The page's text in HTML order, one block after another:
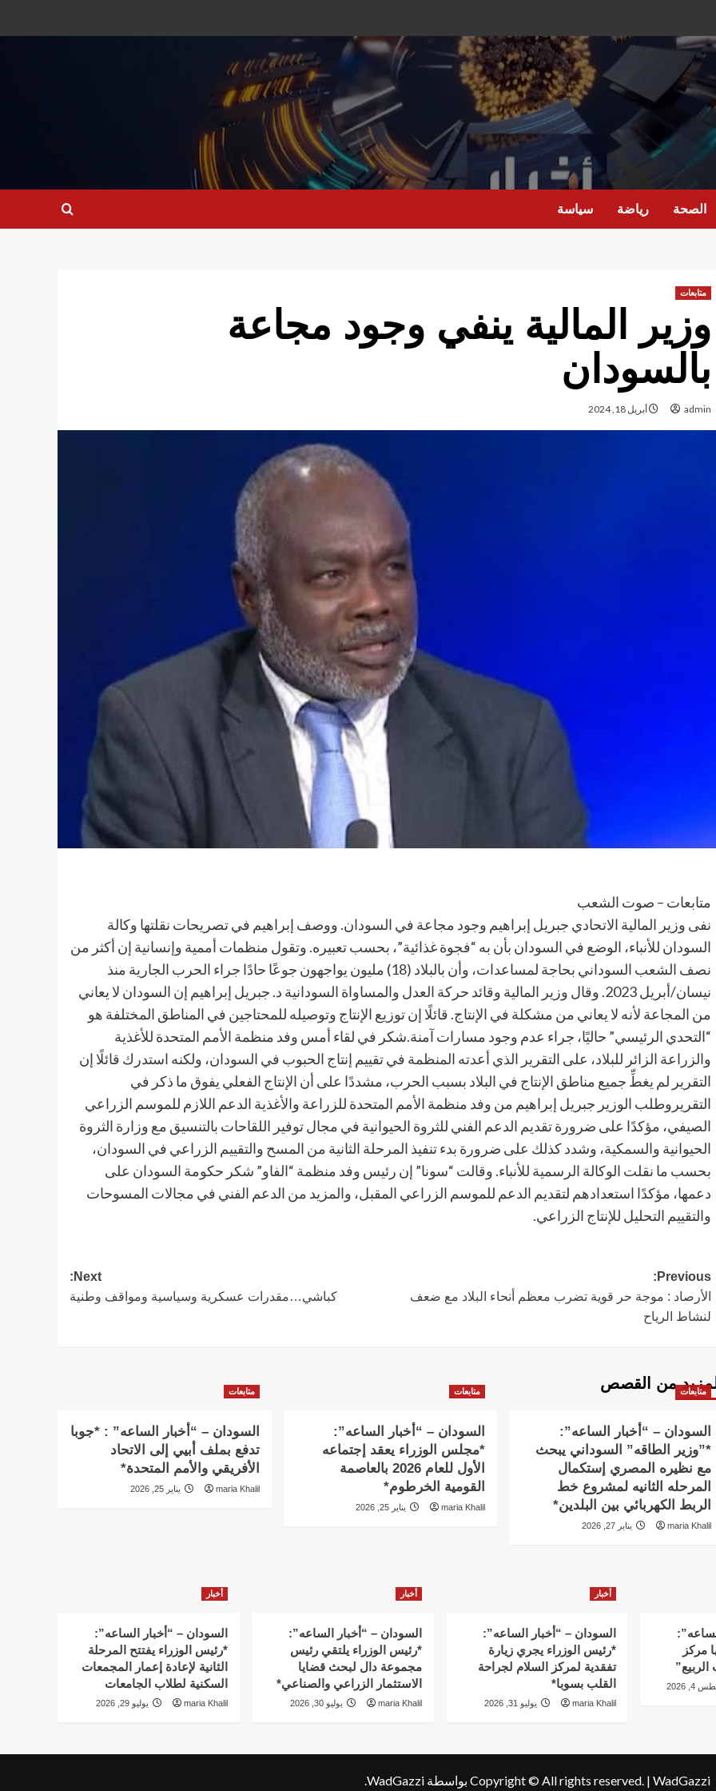
الصحة رياضة سياسة
متابعات
وزير المالية ينفي وجود مجاعة
بالسودان
admin أبريل 18, 2024
متابعات – صوت الشعب
نفى وزير المالية الاتحادي جبريل إبراهيم وجود مجاعة في السودان. ووصف إبراهيم في تصريحات نقلتها وكالة
السودان للأنباء، الوضع في السودان بأن به “فجوة غذائية”، بحسب تعبيره. وتقول منظمات أممية وإنسانية إن أكثر من
نصف الشعب السوداني بحاجة لمساعدات، وأن بالبلاد (18) مليون يواجهون جوعًا حادًا جراء الحرب الجارية منذ
نيسان/أبريل 2023. وقال وزير المالية وقائد حركة العدل والمساواة السودانية د. جبريل إبراهيم إن السودان لا يعاني
من المجاعة لأنه لا يعاني من مشكلة في الإنتاج. قائلًا إن توزيع الإنتاج وتوصيله للمحتاجين في المناطق المختلفة هو
“التحدي الرئيسي” حاليًا، جراء عدم وجود مسارات آمنة.شكر في لقاء أمس وفد منظمة الأمم المتحدة للأغذية
والزراعة الزائر للبلاد، على التقرير الذي أعدته المنظمة في تقييم إنتاج الحبوب في السودان، ولكنه استدرك قائلًا إن
التقرير لم يغطِّ جميع مناطق الإنتاج في البلاد بسبب الحرب، مشددًا على أن الإنتاج الفعلي يفوق ما ذكر في
التقريروطلب الوزير جبريل إبراهيم من وفد منظمة الأمم المتحدة للزراعة والأغذية الدعم اللازم للموسم الزراعي
الصيفي، مؤكدًا على ضرورة تقديم الدعم الفني للثروة الحيوانية في مجال توفير اللقاحات بالتنسيق مع وزارة الثروة
الحيوانية والسمكية، وشدد كذلك على ضرورة بدء تنفيذ المرحلة الثانية من المسح والتقييم الزراعي في السودان،
بحسب ما نقلت الوكالة الرسمية للأنباء. وقالت “سونا” إن رئيس وفد منظمة “الفاو” شكر حكومة السودان على
دعمها، مؤكدًا استعدادهم لتقديم الدعم للموسم الزراعي المقبل، والمزيد من الدعم الفني في مجالات المسوحات
والتقييم التحليل للإنتاج الزراعي.
Post
navigation
Previous:
الأرصاد : موجة حر قوية تضرب معظم أنحاء البلاد مع ضعف
لنشاط الرياح
Next:
كباشي…مقدرات عسكرية وسياسية ومواقف وطنية
من القصص متابعات
السودان – “أخبار الساعه”:
*”وزير الطاقه” السوداني يبحث
مع نظيره المصري إستكمال
المرحله الثانيه لمشروع خط
الربط الكهربائي بين البلدين*
maria Khalil يناير 27, 2026
متابعات
السودان – “أخبار الساعه”:
*مجلس الوزراء يعقد إجتماعه
الأول للعام 2026 بالعاصمة
القومية الخرطوم*
maria Khalil يناير 25, 2026
متابعات
السودان – “أخبار الساعه” : *جوبا
تدفع بملف أبيي إلى الاتحاد
الأفريقي والأمم المتحدة*
maria Khalil يناير 25, 2026
مركز
2026
أخبار
السودان – “أخبار الساعه”:
*رئيس الوزراء يجري زيارة
تفقدية لمركز السلام لجراحة
القلب بسوبا*
maria Khalil يوليو 31, 2026
أخبار
السودان – “أخبار الساعه”:
*رئيس الوزراء يلتقي رئيس
مجموعة دال لبحث قضايا
الاستثمار الزراعي والصناعي*
maria Khalil يوليو 30, 2026
أخبار
السودان – “أخبار الساعه”:
*رئيس الوزراء يفتتح المرحلة
الثانية لإعادة إعمار المجمعات
السكنية لطلاب الجامعات
maria Khalil يوليو 29, 2026
Copyright © All rights reserved. | WadGazzi بواسطة WadGazzi.